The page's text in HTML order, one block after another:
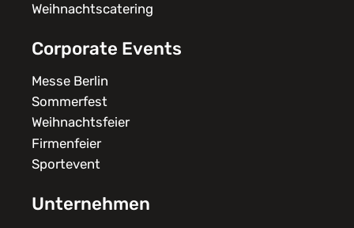
Weihnachtscatering
Corporate Events
Messe Berlin
Sommerfest
Weihnachtsfeier
Firmenfeier
Sportevent
Unternehmen